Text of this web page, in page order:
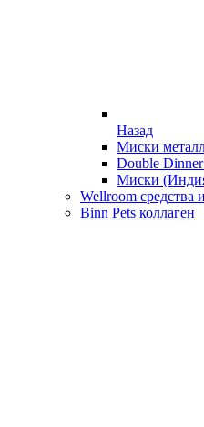
Назад
Миски
Double
Миски
Wellroom
Binn Pets коллаген